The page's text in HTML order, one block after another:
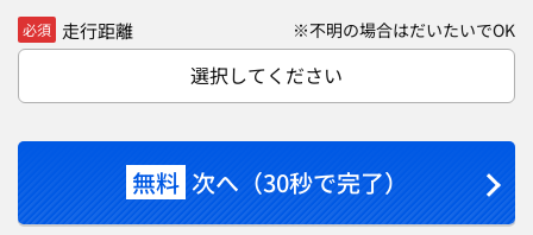
必須 走行距離 ※不明の場合はだいたいでOK
選択してください
無料 次へ（30秒で完了）